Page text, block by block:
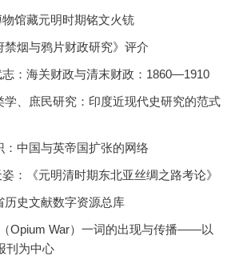
馆藏元明时期铭文火铳
禁烟与鸦片财政研究》评介
：海关财政与清末财政：1860—1910
学、庶民研究：印度近现代史研究的范式
：中国与英帝国扩张的网络
：《元明清时期东北亚丝绸之路考论》
历史文献数字资源总库
（Opium War）一词的出现与传播——以
刊为中心